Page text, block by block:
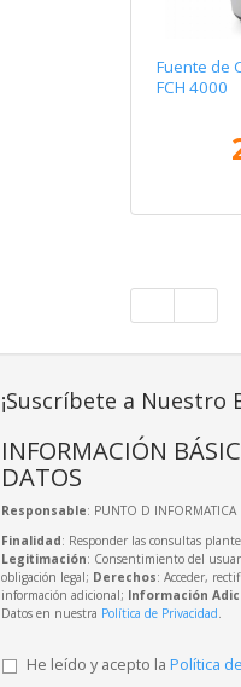
Fuente de
FCH 4000
¡Suscríbete a Nuestro
INFORMACIÓN
DATOS
Responsable: PUNTO D INFORMATICA
Finalidad: Responder las consultas
Legitimación: Consentimiento del
obligación legal; Derechos: Acceder,
información adicional; Información
Datos en nuestra Política de Privacidad
He leído y acepto la Política